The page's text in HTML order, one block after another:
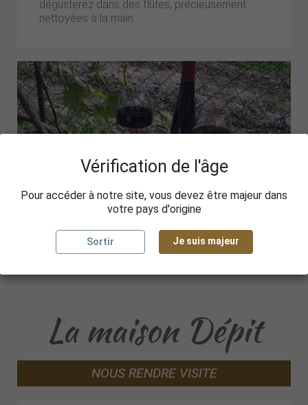
dégusterez dans des flûtes, précieusement
nettoyées à la main.
La maison Dépit
NOUS RENDRE VISITE
Vérification de l'âge
Pour accéder à notre site, vous devez être majeur dans
votre pays d'origine
Sortir Je suis majeur